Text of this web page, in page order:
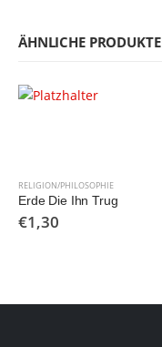
ÄHNLICHE PRODUKTE
RELIGION/PHILOSOPHIE
Erde Die Ihn Trug
€1,30